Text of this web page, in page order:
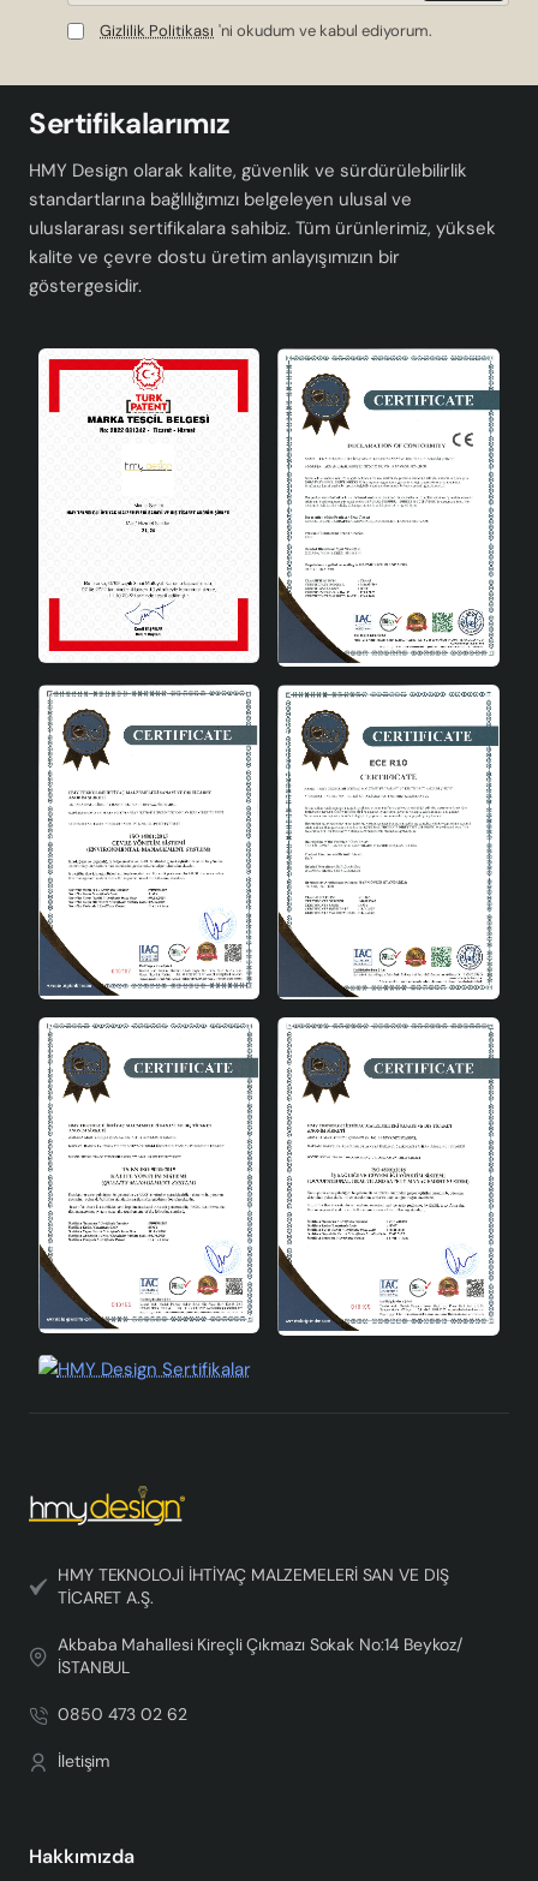
Gizlilik Politikası 'ni okudum ve kabul ediyorum.
Sertifikalarımız
HMY Design olarak kalite, güvenlik ve sürdürülebilirlik
standartlarına bağlılığımızı belgeleyen ulusal ve
uluslararası sertifikalara sahibiz. Tüm ürünlerimiz, yüksek
kalite ve çevre dostu üretim anlayışımızın bir
göstergesidir.
HMY TEKNOLOJİ İHTİYAÇ MALZEMELERİ SAN VE DIŞ
TİCARET A.Ş.
Akbaba Mahallesi Kireçli Çıkmazı Sokak No:14 Beykoz/
İSTANBUL
0850 473 02 62
İletişim
Hakkımızda